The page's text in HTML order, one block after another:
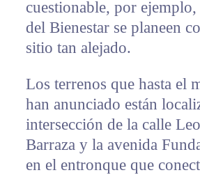
cuestionable, por ejemplo,
del Bienestar se planeen
sitio tan alejado.
Los terrenos que hasta el
han anunciado están
intersección de la calle
Barraza y la avenida
en el entronque que